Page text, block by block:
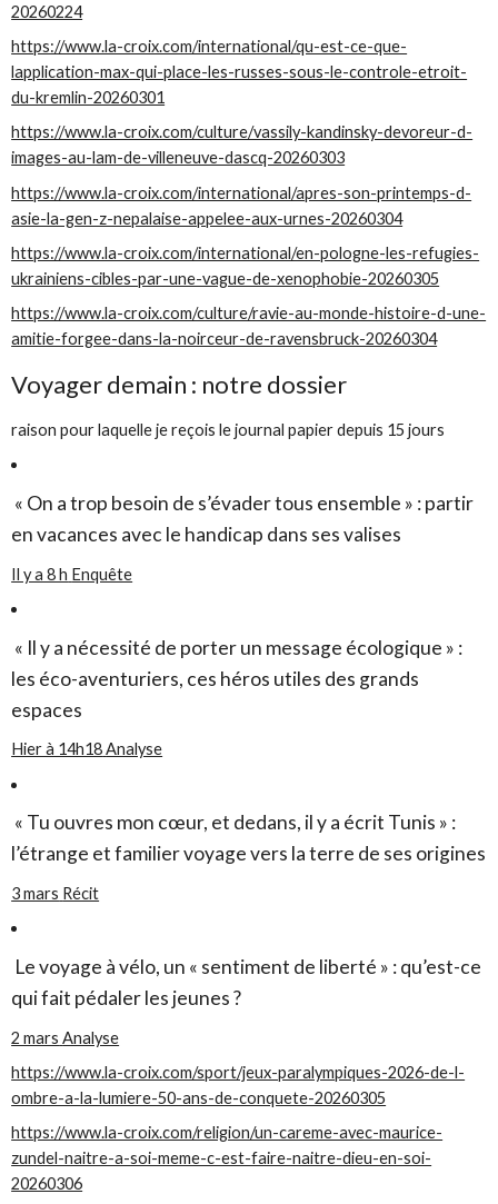
20260224
https://www.la-croix.com/international/qu-est-ce-que-
lapplication-max-qui-place-les-russes-sous-le-controle-etroit-
du-kremlin-20260301
https://www.la-croix.com/culture/vassily-kandinsky-devoreur-d-
images-au-lam-de-villeneuve-dascq-20260303
https://www.la-croix.com/international/apres-son-printemps-d-
asie-la-gen-z-nepalaise-appelee-aux-urnes-20260304
https://www.la-croix.com/international/en-pologne-les-refugies-
ukrainiens-cibles-par-une-vague-de-xenophobie-20260305
https://www.la-croix.com/culture/ravie-au-monde-histoire-d-une-
amitie-forgee-dans-la-noirceur-de-ravensbruck-20260304
Voyager demain : notre dossier
raison pour laquelle je reçois le journal papier depuis 15 jours
« On a trop besoin de s’évader tous ensemble » : partir
en vacances avec le handicap dans ses valises
Il y a 8 h Enquête
« Il y a nécessité de porter un message écologique » :
les éco-aventuriers, ces héros utiles des grands
espaces
Hier à 14h18Analyse
« Tu ouvres mon cœur, et dedans, il y a écrit Tunis » :
l’étrange et familier voyage vers la terre de ses origines
3 mars Récit
Le voyage à vélo, un « sentiment de liberté » : qu’est-ce
qui fait pédaler les jeunes ?
2 mars Analyse
https://www.la-croix.com/sport/jeux-paralympiques-2026-de-l-
ombre-a-la-lumiere-50-ans-de-conquete-20260305
https://www.la-croix.com/religion/un-careme-avec-maurice-
zundel-naitre-a-soi-meme-c-est-faire-naitre-dieu-en-soi-
20260306